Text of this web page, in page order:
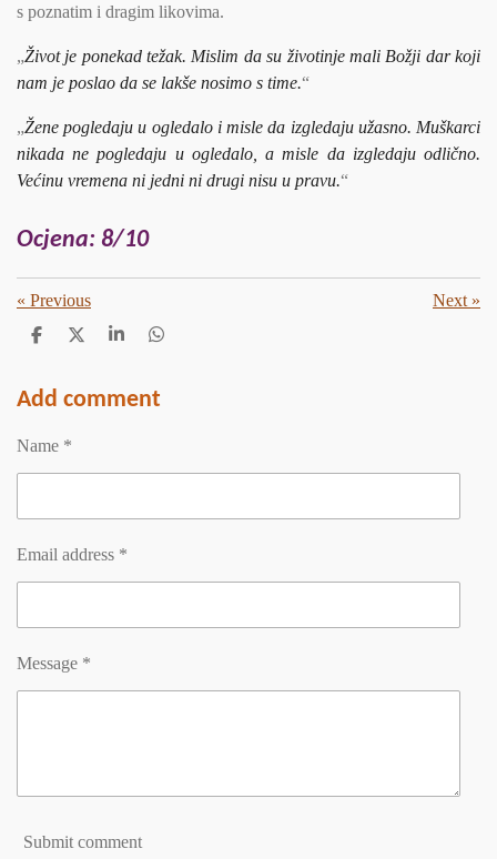
s poznatim i dragim likovima.
„Život je ponekad težak. Mislim da su životinje mali Božji dar koji
nam je poslao da se lakše nosimo s time.“
„Žene pogledaju u ogledalo i misle da izgledaju užasno. Muškarci
nikada ne pogledaju u ogledalo, a misle da izgledaju odlično.
Većinu vremena ni jedni ni drugi nisu u pravu.“
Ocjena: 8/10
« Previous Next »
S
r
e
S
r
e
S
r
e
S
r
e
Add comment
Name *
Email address *
Message *
Submit comment